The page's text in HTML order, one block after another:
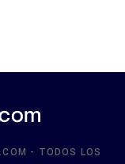
- TODOS LOS